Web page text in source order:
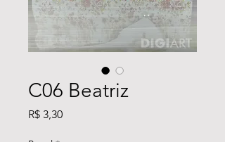
C06 Beatriz
R$ 3,30Preço